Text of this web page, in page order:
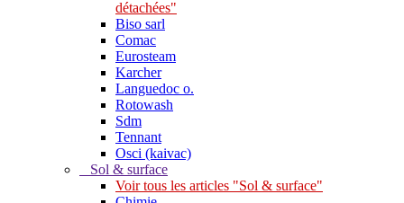
détachées"
Biso sarl
Comac
Eurosteam
Karcher
Languedoc o.
Rotowash
Sdm
Tennant
Osci (kaivac)
Sol & surface
Voir tous les articles "Sol & surface"